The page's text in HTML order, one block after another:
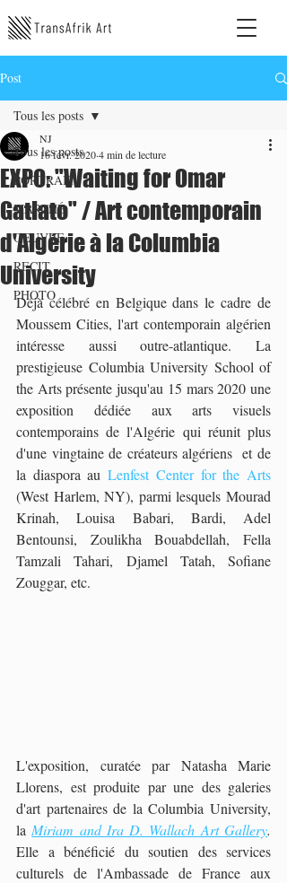
Post
Tous les posts
PORTRAIT
MARCHÉ
OEUVRE
RECIT
PHOTO
Tous les posts
EXPO: "Waiting for Omar
Gatlato" / Art contemporain
d'Algérie à la Columbia
University
NJ
16 févr. 20204 min de lecture
Déjà célébré en Belgique dans le cadre de
Moussem Cities, l'art contemporain algérien
intéresse aussi outre-atlantique. La
prestigieuse Columbia University School of
the Arts présente jusqu'au 15 mars 2020 une
exposition dédiée aux arts visuels
contemporains de l'Algérie qui réunit plus
d'une vingtaine de créateurs algériens  et de
la diaspora au Lenfest Center for the Arts
(West Harlem, NY), parmi lesquels Mourad
Krinah, Louisa Babari, Bardi, Adel
Bentounsi, Zoulikha Bouabdellah, Fella
Tamzali Tahari, Djamel Tatah, Sofiane
Zouggar, etc.
L'exposition, curatée par Natasha Marie
Llorens, est produite par une des galeries
d'art partenaires de la Columbia University,
la Miriam and Ira D. Wallach Art Gallery
Elle a bénéficié du soutien des services
culturels de l'Ambassade de France aux